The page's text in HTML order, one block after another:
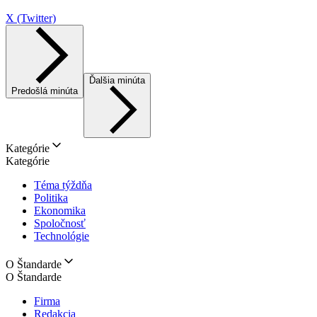
X (Twitter)
Predošlá minúta
Ďalšia minúta
Kategórie
Kategórie
Téma týždňa
Politika
Ekonomika
Spoločnosť
Technológie
O Štandarde
O Štandarde
Firma
Redakcia